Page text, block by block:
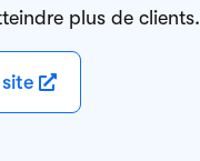
plus de clients.